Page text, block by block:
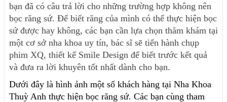
bạn đã có câu trả lời cho những trường hợp không nên
bọc răng sứ. Để biết răng của mình có thể thực hiện bọc
sứ được hay không, các bạn cần lựa chọn thăm khám tại
một cơ sở nha khoa uy tín, bác sĩ sẽ tiến hành chụp
phim XQ, thiết kế Smile Design để biết trước kết quả
và đưa ra lời khuyên tốt nhất dành cho bạn.
Dưới đây là hình ảnh một số khách hàng tại Nha Khoa
Thuỳ Anh thực hiện bọc răng sứ. Các bạn cùng tham